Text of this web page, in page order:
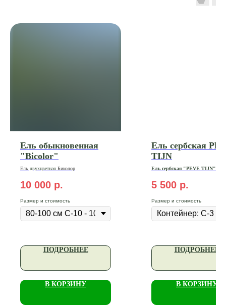
Ель обыкновенная
"Bicolor"
Ель двухцветная Биколор
10 000 р.
Размер и стоимость
ПОДРОБНЕЕ
В КОРЗИНУ
Ель сербская
TIJN
Ель сербская "PEVE TIJN"
Цена: 5 500₽
5 500 р.
Размер и стоимость
ПОДРОБНЕЕ
В КОРЗИНУ